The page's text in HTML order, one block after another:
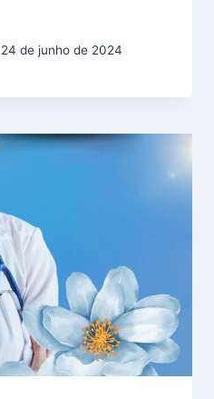
24 de junho de 2024